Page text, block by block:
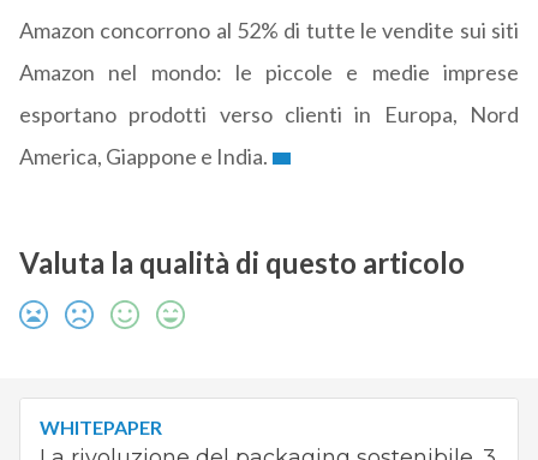
Amazon concorrono al 52% di tutte le vendite sui siti
Amazon nel mondo: le piccole e medie imprese
esportano prodotti verso clienti in Europa, Nord
America, Giappone e India.
Valuta la qualità di questo articolo
WHITEPAPER